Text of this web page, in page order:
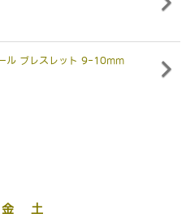
ル ブレスレット 9-10mm
金 土